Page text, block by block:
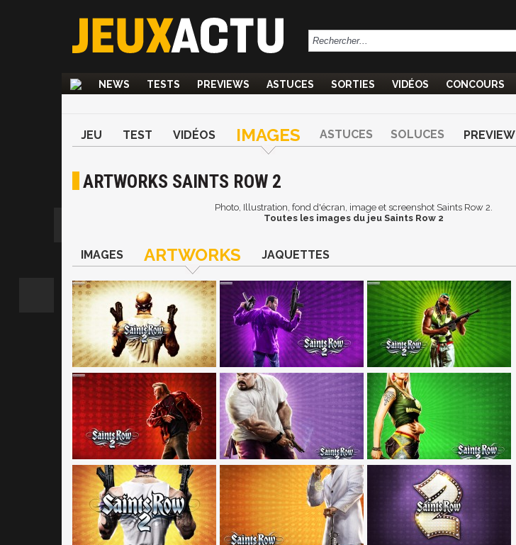
NEWS TESTS PREVIEWS ASTUCES SORTIES VIDÉOS CONCOURS
JEU TEST VIDÉOS IMAGES ASTUCES SOLUCES PREVIEW
ARTWORKS SAINTS ROW 2
Photo, Illustration, fond d'écran, image et screenshot Saints Row 2.
Toutes les images du jeu Saints Row 2
IMAGES ARTWORKS JAQUETTES